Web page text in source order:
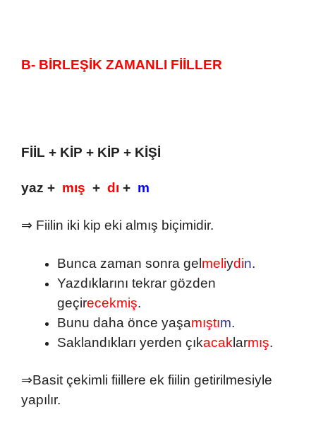
B- BİRLEŞİK ZAMANLI FİİLLER
FİİL + KİP + KİP + KİŞİ
yaz + mış + dı + m
⇒ Fiilin iki kip eki almış biçimidir.
Bunca zaman sonra gelmeliydin.
Yazdıklarını tekrar gözden
geçirecekmiş.
Bunu daha önce yaşamıştım.
Saklandıkları yerden çıkacaklarmış.
⇒Basit çekimli fiillere ek fiilin getirilmesiyle
yapılır.